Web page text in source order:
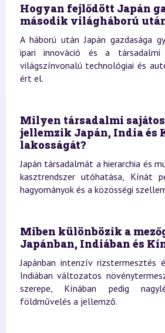
Hogyan fejlődött Japán
második világháború
A háború után Japán gazdasága
ipari innováció és a társadalmi
világszínvonalú technológiai és
ért el.
Milyen társadalmi
jellemzik Japán, India és
lakosságát?
Japán társadalmát a hierarchia és
kasztrendszer utóhatása, Kínát
hagyományok és a közösségi
Miben különbözik a
Japánban, Indiában és
Japánban intenzív rizstermesztés
Indiában változatos
szerepe, Kínában pedig
földművelés a jellemző.